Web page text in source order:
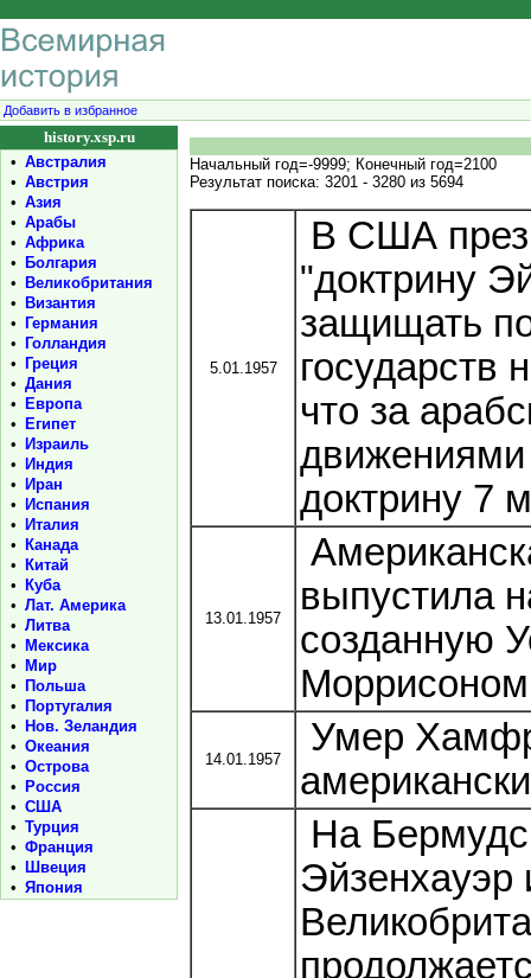
Добавить в избранное
history.xsp.ru
• Австралия
• Австрия
• Азия
• Арабы
• Африка
•
Болгария
•
Великобритания
•
Византия
•
Германия
•
Голландия
•
Греция
• Дания
•
Европа
•
Египет
•
Израиль
•
Индия
•
Иран
•
Испания
•
Италия
•
Канада
•
Китай
•
Куба
• Лат. Америка
• Литва
•
Мексика
•
Мир
•
Польша
•
Португалия
•
Нов. Зеландия
• Океания
• Острова
•
Россия
• США
• Турция
• Франция
•
Швеция
• Япония
Начальный год=-9999; Конечный год=2100
Результат поиска: 3201 - 3280 из 5694
5.01.1957
В США
"доктрину
защищать
государств
что за
доктрину 7
13.01.1957
выпустила
созданную
14.01.1957
Умер
На
Эйзенхауэр